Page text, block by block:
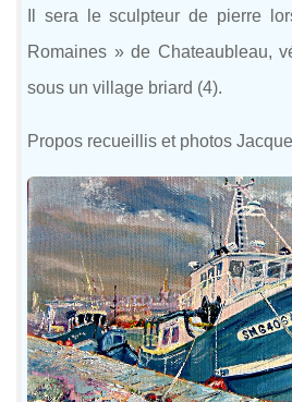
Il sera le sculpteur de pierre
Romaines » de Chateaubleau,
sous un village briard (4).
Propos recueillis et photos